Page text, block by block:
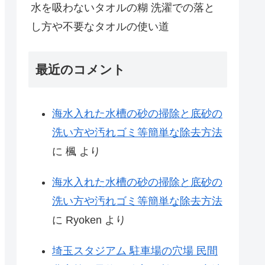
水を吸わないタオルの糊 洗濯での落と
し方や不要なタオルの使い道
最近のコメント
海水入れた水槽の砂の掃除と底砂の
洗い方や汚れゴミ等簡単な除去方法
に 楓 より
海水入れた水槽の砂の掃除と底砂の
洗い方や汚れゴミ等簡単な除去方法
に Ryoken より
埼玉スタジアム 駐車場の穴場 民間